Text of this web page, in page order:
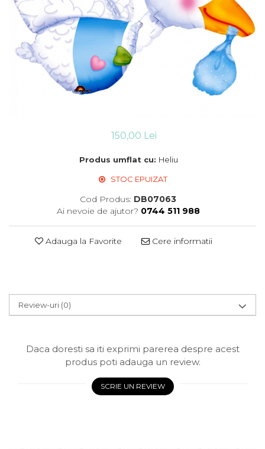
Suflatori
Farfurii,pahare & servetele
Ornamente sala
Masti
Accesorii Baloane
Baloane Ocazii Speciale150,00 Lei
Produs umflat cu: Heliu
STOC EPUIZAT
Cod Produs: DB07063
Ai nevoie de ajutor? 0744 511 988
Adauga la Favorite Cere informatii
Review-uri (0)
Daca doresti sa iti exprimi parerea despre acest
produs poti adauga un review.
SCRIE UN REVIEW